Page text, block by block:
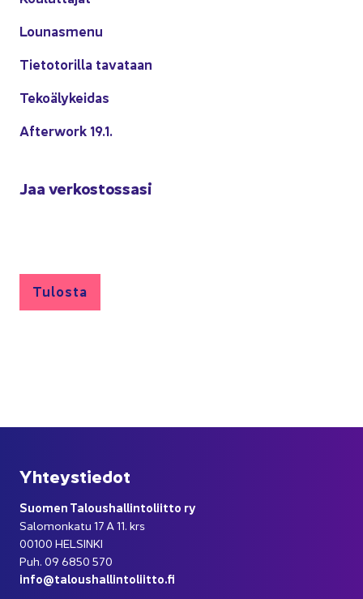
Lou­nas­me­nu
Tie­to­to­ril­la ta­va­taan
Te­ko­ä­ly­kei­das
Afterwork 19.1.
Jaa ver­kos­tos­sa­si
Tu­los­ta
Yh­teys­tie­dot
Suo­men Ta­lous­hal­lin­to­liit­to ry
Sa­lo­mon­ka­tu 17 A 11. krs
00100 HEL­SIN­KI
Puh. 09 6850 570
info@ta­lous­hal­lin­to­liit­to.fi